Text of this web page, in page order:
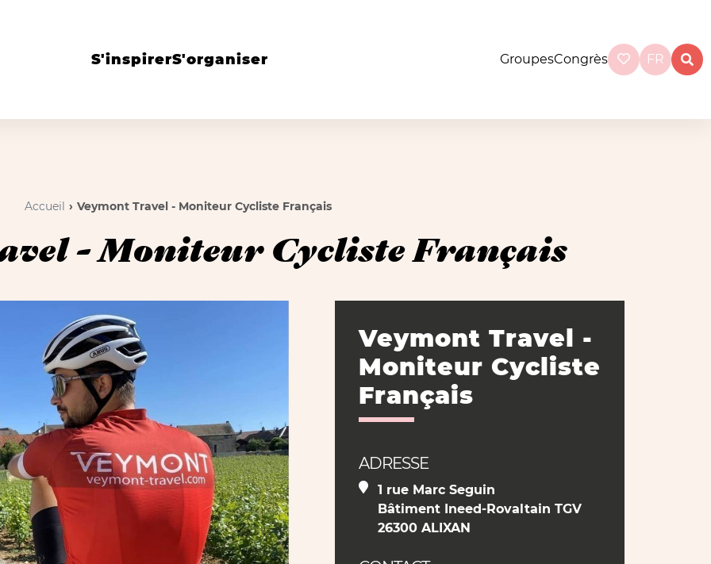
S'inspirerS'organiser GroupesCongrès FR
Accueil Veymont Travel - Moniteur Cycliste Français
- Moniteur Cycliste Français
Veymont Travel -
Moniteur Cycliste
Français
ADRESSE
1 rue Marc Seguin
Bâtiment Ineed-Rovaltain TGV
26300 ALIXAN